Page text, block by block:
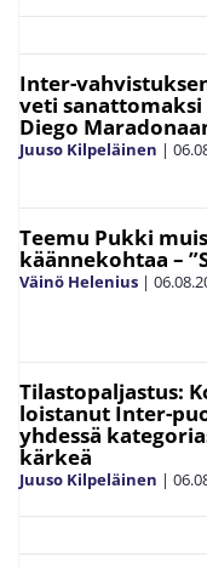
Inter-
veti
Diego
Juuso Kilpeläinen |
Teemu Pukki
käännekohtaa –
Väinö Helenius |
Tilastopaljastus:
loistanut Inter-
yhdessä
kärkeä
Juuso Kilpeläinen |